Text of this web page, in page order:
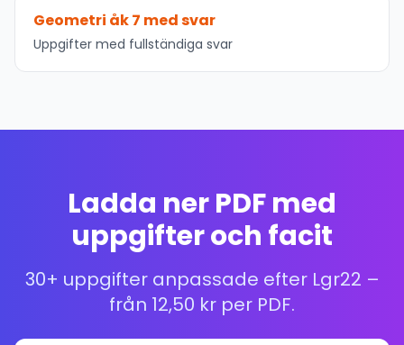
Geometri åk 7 med svar
Uppgifter med fullständiga svar
Ladda ner PDF med
uppgifter och facit
30+ uppgifter anpassade efter Lgr22 –
från 12,50 kr per PDF.